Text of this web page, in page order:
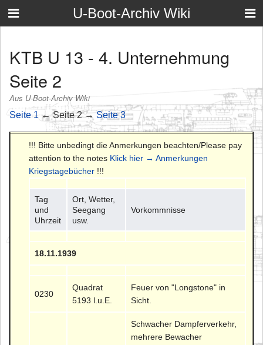
U-Boot-Archiv Wiki
KTB U 13 - 4. Unternehmung
Seite 2
Aus U-Boot-Archiv Wiki
Seite 1 ← Seite 2 → Seite 3
!!! Bitte unbedingt die Anmerkungen beachten/Please pay
attention to the notes Klick hier → Anmerkungen
Kriegstagebücher !!!
Tag
und
Uhrzeit
Ort, Wetter,
Seegang
usw.
Vorkommnisse
18.11.1939
0230
Quadrat
5193 l.u.E.
Feuer von "Longstone" in
Sicht.
Schwacher Dampferverkehr,
mehrere Bewacher